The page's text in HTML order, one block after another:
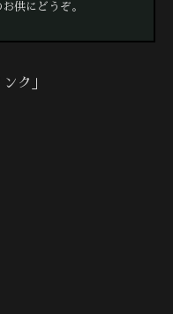
お供にどうぞ。
ク」